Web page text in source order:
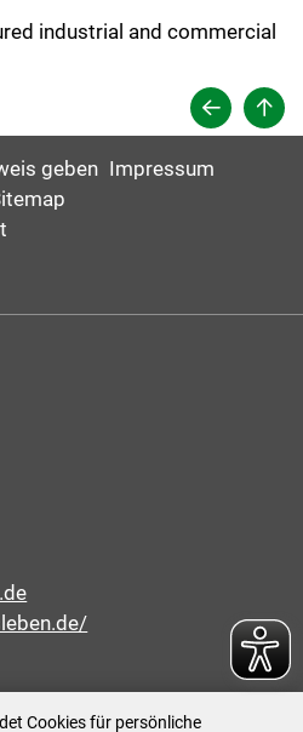
Cookies für persönliche
industrial and commercial
geben Impressum